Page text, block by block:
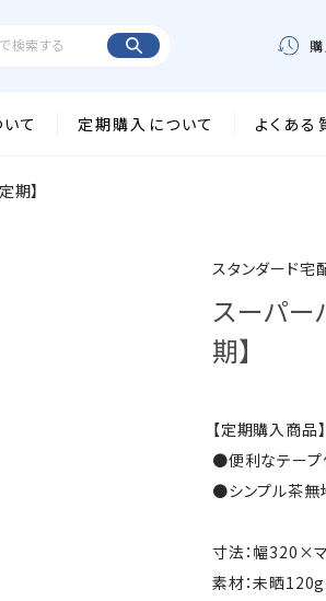
て 定期購入について よくある
期】
スタンダード宅
スーパー
期】
【定期購入商品】
●便利なテープ
●シンプル茶無
寸法：幅320×
素材：未晒